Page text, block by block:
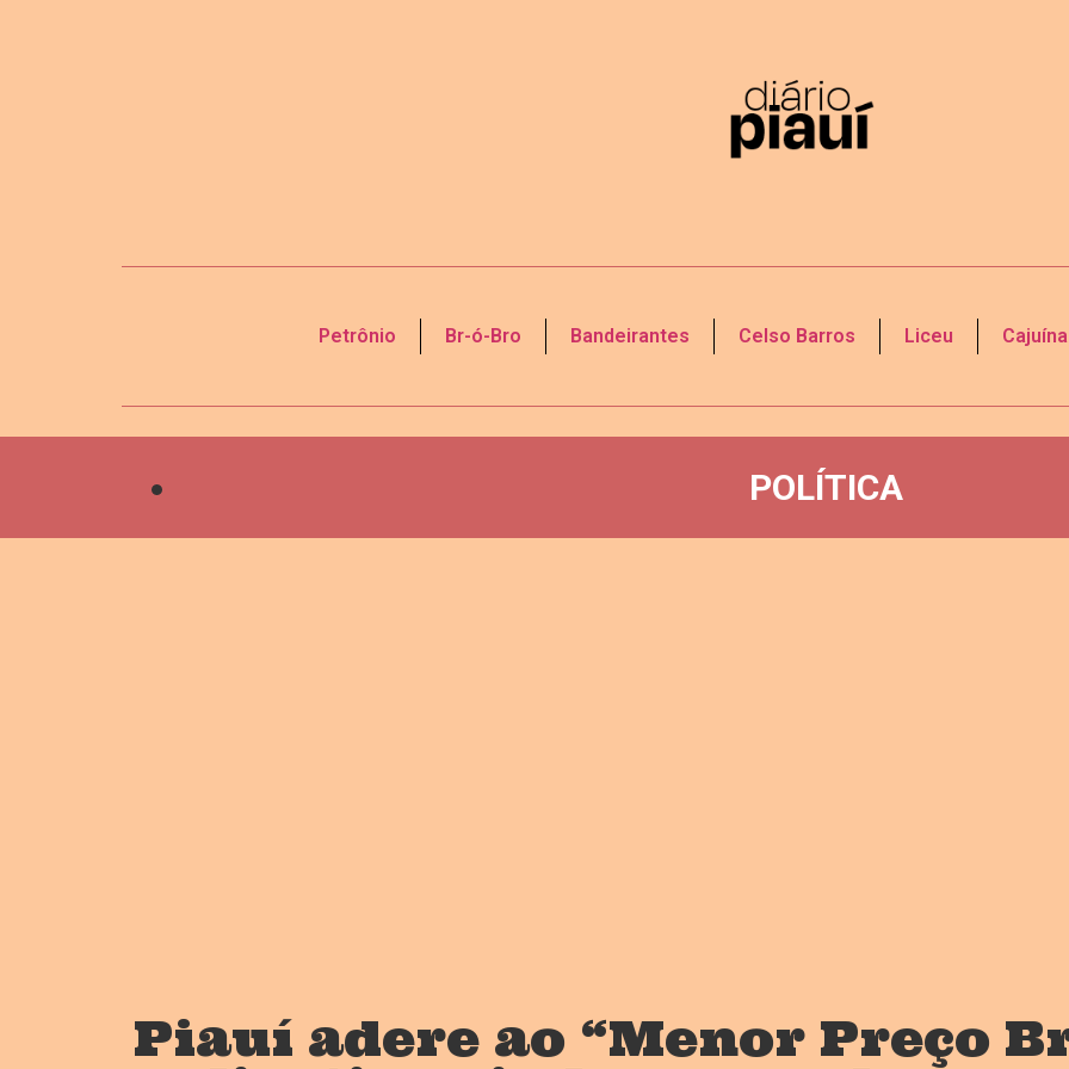
Petrônio Br-ó-Bro Bandeirantes Celso Barros Liceu Cajuína
POLÍTICA
Piauí adere ao “Menor Preço